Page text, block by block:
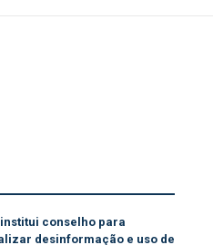
institui conselho para
desinformação e uso de